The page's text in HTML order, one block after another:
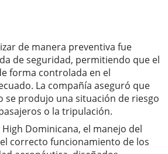
de manera preventiva fue
de seguridad, permitiendo que el
forma controlada en el
La compañía aseguró que
se produjo una situación de riesgo
o la tripulación.
Dominicana, el manejo del
correcto funcionamiento de los